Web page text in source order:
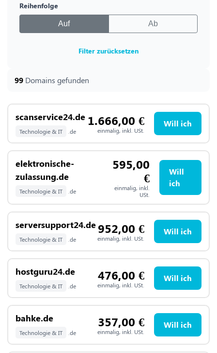
Reihenfolge
Auf Ab
Filter zurücksetzen
99 Domains gefunden
scanservice24.de
Technologie & IT .de
1.666,00 €
einmalig, inkl. USt.
Will ich
elektronische-
zulassung.de
Technologie & IT .de
595,00
€
einmalig, inkl.
USt.
Will
ich
serversupport24.de
Technologie & IT .de
952,00 €
einmalig, inkl. USt.
Will ich
hostguru24.de
Technologie & IT .de
476,00 €
einmalig, inkl. USt.
Will ich
bahke.de
Technologie & IT .de
357,00 €
einmalig, inkl. USt.
Will ich